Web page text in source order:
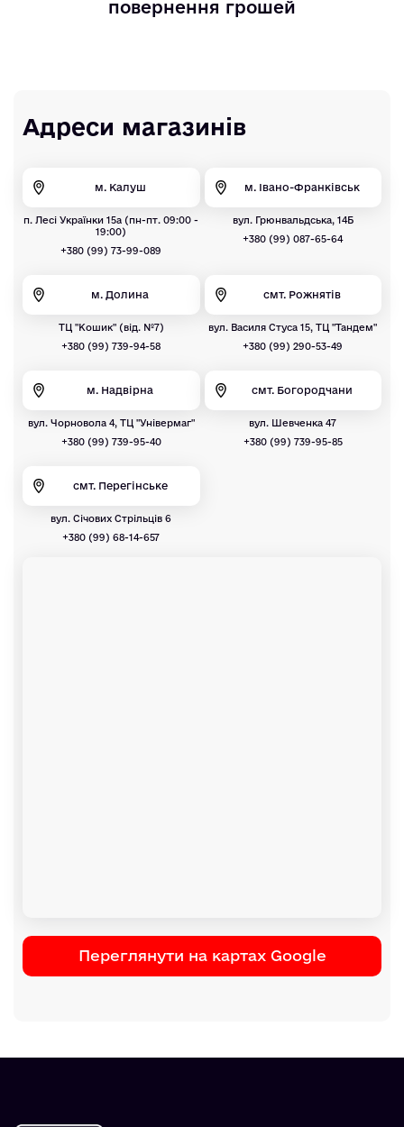
повернення грошей
Адреси магазинів
м. Калуш
п. Лесі Українки 15а (пн-пт. 09:00 -
19:00)
+380 (99) 73-99-089
м. Івано-Франківськ
вул. Грюнвальдська, 14Б
+380 (99) 087-65-64
м. Долина
ТЦ "Кошик" (від. №7)
+380 (99) 739-94-58
смт. Рожнятів
вул. Василя Стуса 15, ТЦ "Тандем"
+380 (99) 290-53-49
м. Надвірна
вул. Чорновола 4, ТЦ "Універмаг"
+380 (99) 739-95-40
смт. Богородчани
вул. Шевченка 47
+380 (99) 739-95-85
смт. Перегінське
вул. Січових Стрільців 6
+380 (99) 68-14-657
Переглянути на картах Google